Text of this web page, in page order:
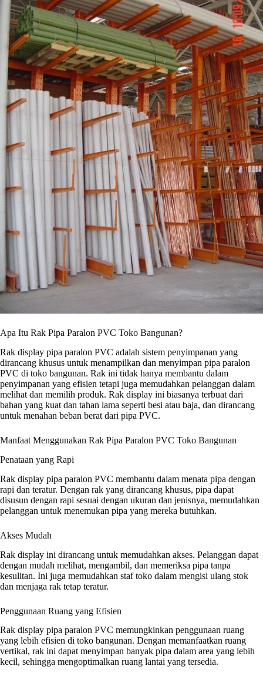
Apa Itu Rak Pipa Paralon PVC Toko Bangunan?
Rak display pipa paralon PVC adalah sistem penyimpanan yang
dirancang khusus untuk menampilkan dan menyimpan pipa paralon
PVC di toko bangunan. Rak ini tidak hanya membantu dalam
penyimpanan yang efisien tetapi juga memudahkan pelanggan dalam
melihat dan memilih produk. Rak display ini biasanya terbuat dari
bahan yang kuat dan tahan lama seperti besi atau baja, dan dirancang
untuk menahan beban berat dari pipa PVC.
Manfaat Menggunakan Rak Pipa Paralon PVC Toko Bangunan
Penataan yang Rapi
Rak display pipa paralon PVC membantu dalam menata pipa dengan
rapi dan teratur. Dengan rak yang dirancang khusus, pipa dapat
disusun dengan rapi sesuai dengan ukuran dan jenisnya, memudahkan
pelanggan untuk menemukan pipa yang mereka butuhkan.
Akses Mudah
Rak display ini dirancang untuk memudahkan akses. Pelanggan dapat
dengan mudah melihat, mengambil, dan memeriksa pipa tanpa
kesulitan. Ini juga memudahkan staf toko dalam mengisi ulang stok
dan menjaga rak tetap teratur.
Penggunaan Ruang yang Efisien
Rak display pipa paralon PVC memungkinkan penggunaan ruang
yang lebih efisien di toko bangunan. Dengan memanfaatkan ruang
vertikal, rak ini dapat menyimpan banyak pipa dalam area yang lebih
kecil, sehingga mengoptimalkan ruang lantai yang tersedia.